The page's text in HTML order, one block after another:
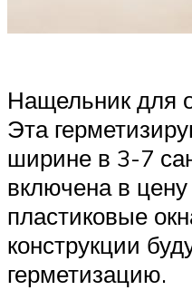
Нащельник для
Эта
ширине в 3-7
включена в
пластиковые
конструкции
герметизацию.